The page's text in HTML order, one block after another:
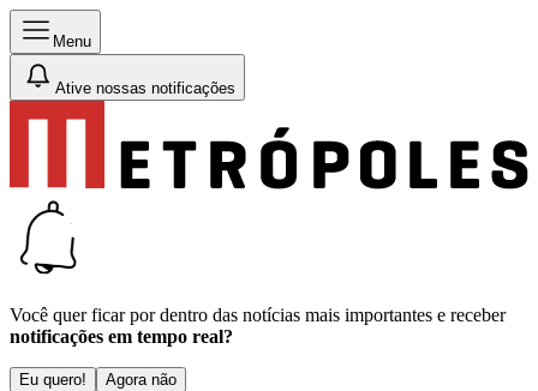
Menu
Ative nossas notificações
Você quer ficar por dentro das notícias mais importantes e receber
notificações em tempo real?
Eu quero! Agora não